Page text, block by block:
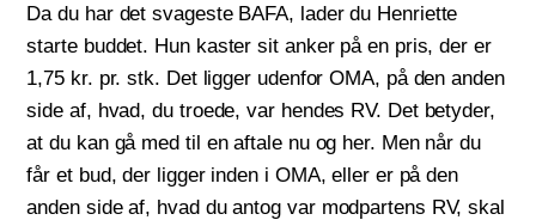
Da du har det svageste BAFA, lader du Henriette
starte buddet. Hun kaster sit anker på en pris, der er
1,75 kr. pr. stk. Det ligger udenfor OMA, på den anden
side af, hvad, du troede, var hendes RV. Det betyder,
at du kan gå med til en aftale nu og her. Men når du
får et bud, der ligger inden i OMA, eller er på den
anden side af, hvad du antog var modpartens RV, skal